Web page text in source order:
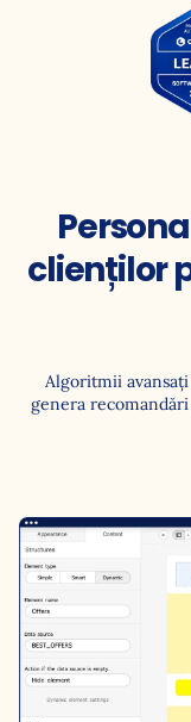
clienților
Algoritmii
genera